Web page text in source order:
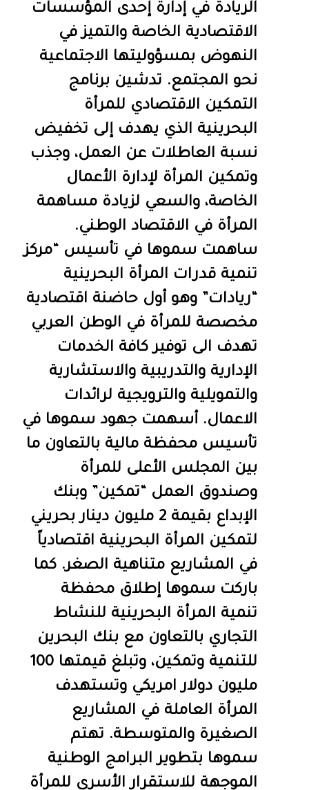
الريادة في إدارة إحدى المؤسسات
الاقتصادية الخاصة والتميز في
النهوض بمسؤوليتها الاجتماعية
نحو المجتمع. تدشين برنامج
التمكين الاقتصادي للمرأة
البحرينية الذي يهدف إلى تخفيض
نسبة العاطلات عن العمل، وجذب
وتمكين المرأة لإدارة الأعمال
الخاصة، والسعي لزيادة مساهمة
المرأة في الاقتصاد الوطني.
ساهمت سموها في تأسيس “مركز
تنمية قدرات المرأة البحرينية
“ريادات” وهو أول حاضنة اقتصادية
مخصصة للمرأة في الوطن العربي
تهدف الى توفير كافة الخدمات
الإدارية والتدريبية والاستشارية
والتمويلية والترويجية لرائدات
الاعمال. أسهمت جهود سموها في
تأسيس محفظة مالية بالتعاون ما
بين المجلس الأعلى للمرأة
وصندوق العمل “تمكين” وبنك
الإبداع بقيمة 2 مليون دينار بحريني
لتمكين المرأة البحرينية اقتصادياً
في المشاريع متناهية الصغر. كما
باركت سموها إطلاق محفظة
تنمية المرأة البحرينية للنشاط
التجاري بالتعاون مع بنك البحرين
للتنمية وتمكين، وتبلغ قيمتها 100
مليون دولار امريكي وتستهدف
المرأة العاملة في المشاريع
الصغيرة والمتوسطة. تهتم
سموها بتطوير البرامج الوطنية
الموجهة للاستقرار الأسري للمرأة